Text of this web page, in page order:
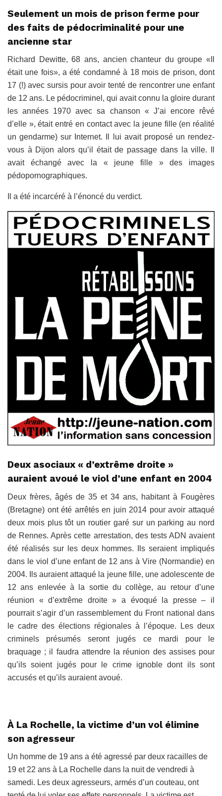
Seulement un mois de prison ferme pour
des faits de pédocriminalité pour une
ancienne star
Richard Dewitte, 68 ans, ancien chanteur du groupe «Il
était une fois», a été condamné à 18 mois de prison, dont
17 (!) avec sursis pour avoir tenté de rencontrer une enfant
de 12 ans. Le pédocriminel, qui avait connu la gloire durant
les années 1970 avec sa chanson « J’ai encore rêvé
d’elle », était entré en contact avec la jeune fille (en réalité
un gendarme) sur Internet. Il lui avait proposé un rendez-
vous à Dijon alors qu’il était de passage dans la ville. Il
avait échangé avec la « jeune fille » des images
pédopornographiques.
Il a été incarcéré à l’énoncé du verdict.
Deux asociaux « d’extrême droite »
auraient avoué le viol d’une enfant en 2004
Deux frères, âgés de 35 et 34 ans, habitant à Fougères
(Bretagne) ont été arrêtés en juin 2014 pour avoir attaqué
deux mois plus tôt un routier garé sur un parking au nord
de Rennes. Après cette arrestation, des tests ADN avaient
été réalisés sur les deux hommes. Ils seraient impliqués
dans le viol d’une enfant de 12 ans à Vire (Normandie) en
2004. Ils auraient attaqué la jeune fille, une adolescente de
12 ans enlevée à la sortie du collège, au retour d’une
réunion « d’extrême droite » a évoqué la presse – il
pourrait s’agir d’un rassemblement du Front national dans
le cadre des élections régionales à l’époque. Les deux
criminels présumés seront jugés ce mardi pour le
braquage ; il faudra attendre la réunion des assises pour
qu’ils soient jugés pour le crime ignoble dont ils sont
accusés et qu’ils auraient avoué.
À La Rochelle, la victime d’un vol élimine
son agresseur
Un homme de 19 ans a été agressé par deux racailles de
19 et 22 ans à La Rochelle dans la nuit de vendredi à
samedi. Les deux agresseurs, armés d’un couteau, ont